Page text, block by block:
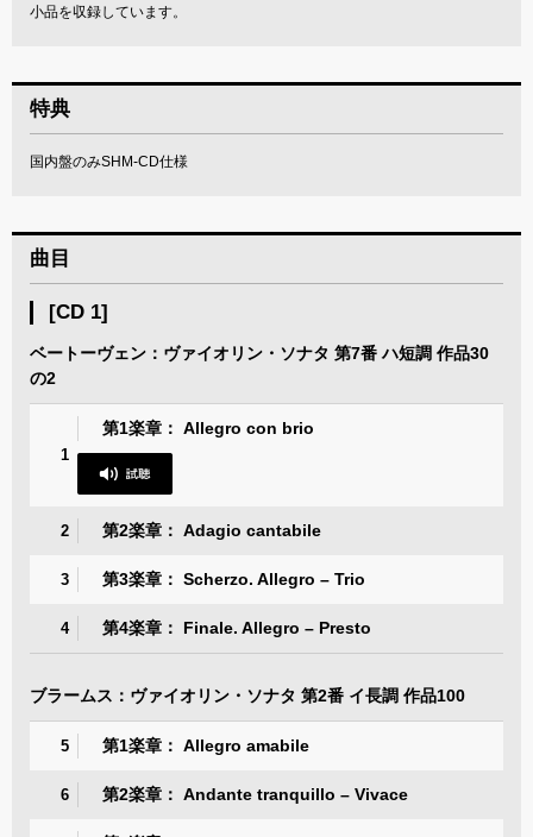
小品を収録しています。
特典
国内盤のみSHM-CD仕様
曲目
[CD 1]
ベートーヴェン：ヴァイオリン・ソナタ 第7番 ハ短調 作品30
の2
1
第1楽章： Allegro con brio
2 第2楽章： Adagio cantabile
3 第3楽章： Scherzo. Allegro – Trio
4 第4楽章： Finale. Allegro – Presto
ブラームス：ヴァイオリン・ソナタ 第2番 イ長調 作品100
5 第1楽章： Allegro amabile
6 第2楽章： Andante tranquillo – Vivace